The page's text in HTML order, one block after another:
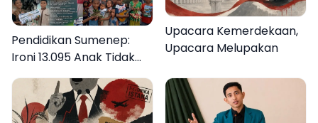
Pendidikan Sumenep:
Ironi 13.095 Anak Tidak
Sekolah Menyaksikan
Semarak Festival
Kalender Event 2026
Upacara Kemerdekaan,
Upacara Melupakan